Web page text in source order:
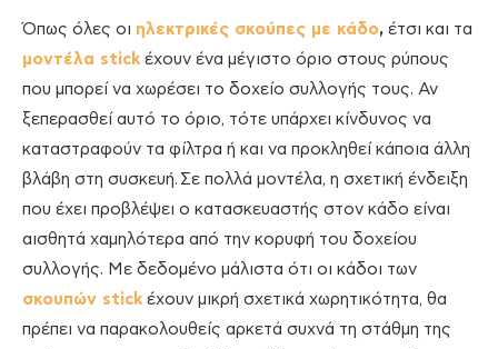
Όπως όλες οι ηλεκτρικές σκούπες με κάδο, έτσι και τα
μοντέλα stick έχουν ένα μέγιστο όριο στους ρύπους
που μπορεί να χωρέσει το δοχείο συλλογής τους. Αν
ξεπερασθεί αυτό το όριο, τότε υπάρχει κίνδυνος να
καταστραφούν τα φίλτρα ή και να προκληθεί κάποια άλλη
βλάβη στη συσκευή. Σε πολλά μοντέλα, η σχετική ένδειξη
που έχει προβλέψει ο κατασκευαστής στον κάδο είναι
αισθητά χαμηλότερα από την κορυφή του δοχείου
συλλογής. Με δεδομένο μάλιστα ότι οι κάδοι των
σκουπών stick έχουν μικρή σχετικά χωρητικότητα, θα
πρέπει να παρακολουθείς αρκετά συχνά τη στάθμη της